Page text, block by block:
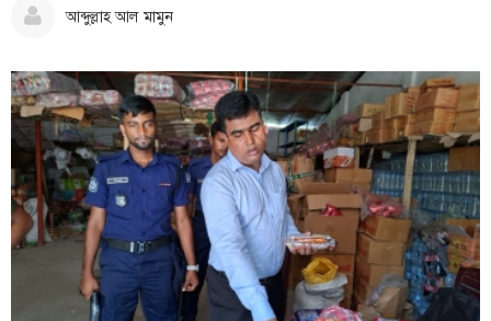
সারাদেশ
ফিচার
সম্পাদকীয়
অন্যান্য
আইন-
আদালত
সম্পাদকীয়
আব্দুল্লাহ আল মামুন